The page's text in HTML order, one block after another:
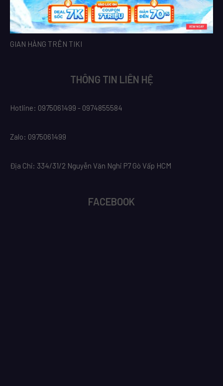
GIAN HÀNG TRÊN TIKI
THÔNG TIN LIÊN HỆ
Hotline: 0975061499 - 0974855584
Zalo: 0975061499
Địa Chỉ: 334/31/2 Nguyễn Văn Nghi P7 Gò Vấp HCM
FACEBOOK